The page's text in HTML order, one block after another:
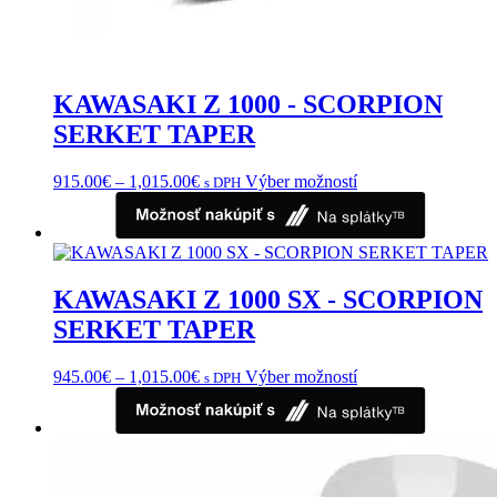
KAWASAKI Z 1000 - SCORPION
SERKET TAPER
915.00€ – 1,015.00€Price
915.00€
through
1,015.00€
s DPH Výber možnostíTento
má
viacero
variantov.
si
stránke
KAWASAKI Z 1000 SX - SCORPION
SERKET TAPER
945.00€ – 1,015.00€Price
945.00€
through
s DPH Výber možnostíTento
má
viacero
variantov.